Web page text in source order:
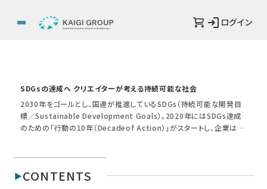
ログイン
SDGsの達成へ クリエイターが考える持続可能な社会
2030年をゴールとし、国連が推進しているSDGs（持続可能な開発目
標／Sustainable Development Goals）。2020年にはSDGs達成
のための「行動の10年（Decadeof Action）」がスタートし、企業は規
の視点からサステナブル（持続可能）な価値を提案している事例を取
CONTENTS